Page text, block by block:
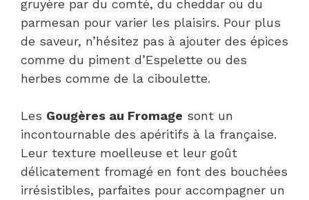
gruyère par du comté, du cheddar ou du
parmesan pour varier les plaisirs. Pour plus
de saveur, n’hésitez pas à ajouter des épices
comme du piment d’Espelette ou des
herbes comme de la ciboulette.
Les Gougères au Fromage sont un
incontournable des apéritifs à la française.
Leur texture moelleuse et leur goût
délicatement fromagé en font des bouchées
irrésistibles, parfaites pour accompagner un